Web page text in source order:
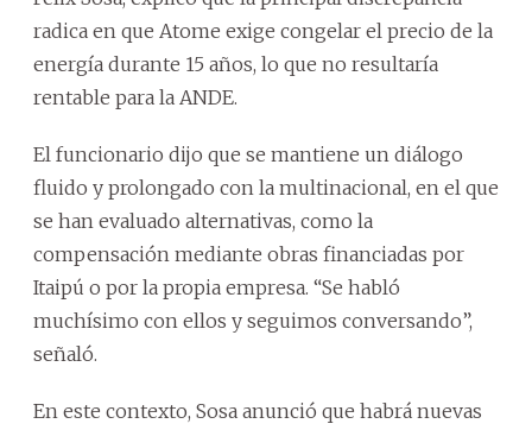
radica en que Atome exige congelar el precio de la
energía durante 15 años, lo que no resultaría
rentable para la ANDE.
El funcionario dijo que se mantiene un diálogo
fluido y prolongado con la multinacional, en el que
se han evaluado alternativas, como la
compensación mediante obras financiadas por
Itaipú o por la propia empresa. “Se habló
muchísimo con ellos y seguimos conversando”,
señaló.
En este contexto, Sosa anunció que habrá nuevas